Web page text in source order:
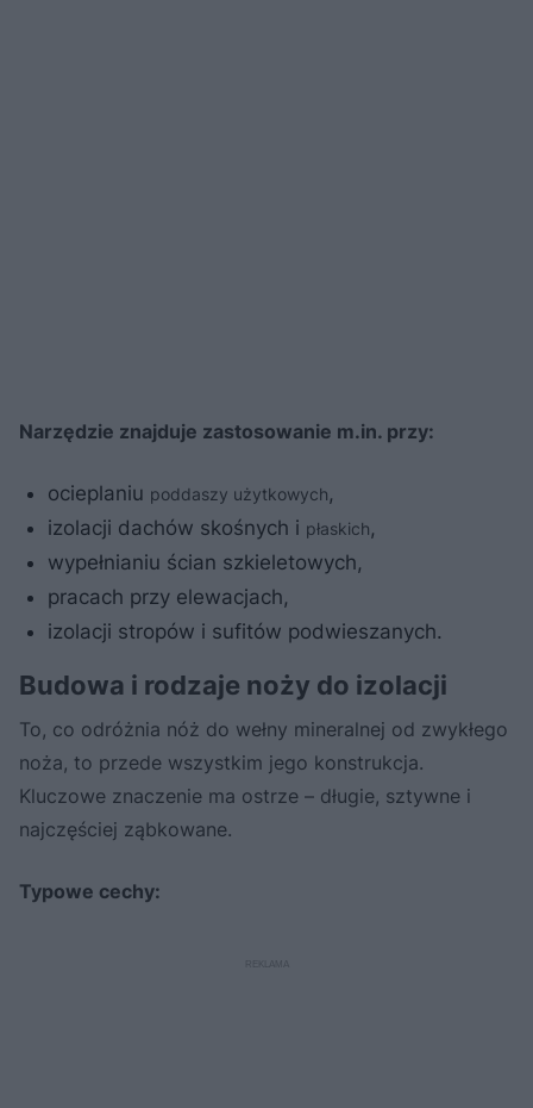
Narzędzie znajduje zastosowanie m.in. przy:
ocieplaniu poddaszy użytkowych,
izolacji dachów skośnych i płaskich,
wypełnianiu ścian szkieletowych,
pracach przy elewacjach,
izolacji stropów i sufitów podwieszanych.
Budowa i rodzaje noży do izolacji
To, co odróżnia nóż do wełny mineralnej od zwykłego
noża, to przede wszystkim jego konstrukcja.
Kluczowe znaczenie ma ostrze – długie, sztywne i
najczęściej ząbkowane.
Typowe cechy: